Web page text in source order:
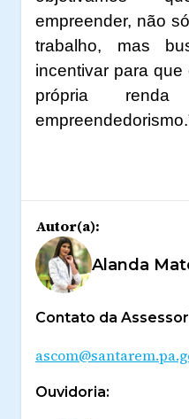
empreender, não
trabalho, mas
incentivar para
própria
Autor(a):
Alanda
Contato da
Ouvidoria: